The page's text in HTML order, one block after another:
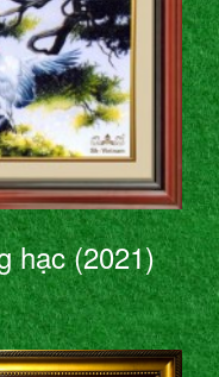
hạc (2021)